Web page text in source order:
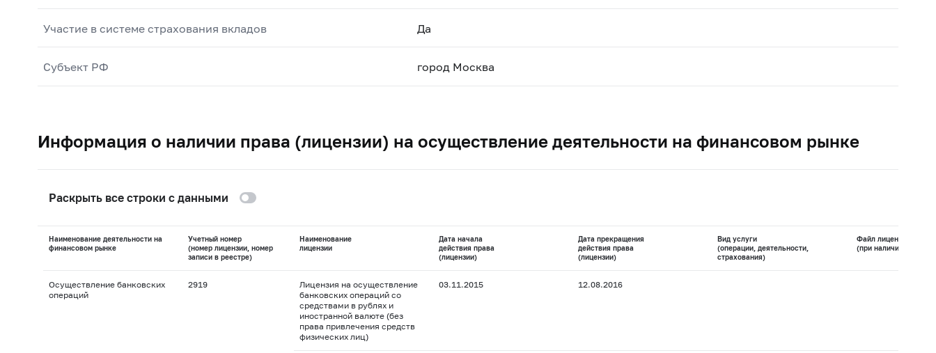
Участие в системе страхования вкладов Да
Субъект РФ город Москва
Информация о наличии права (лицензии) на осуществление деятельности на финансовом рынке
Раскрыть все строки с данными
Наименование деятельности на
финансовом рынке
Учетный номер
(номер лицензии, номер
записи в реестре)
Наименование
лицензии
Дата начала
действия права
(лицензии)
Дата прекращения
действия права
(лицензии)
Вид услуги
(операции, деятельности,
страхования)
Файл лицензии
(при наличии)
Осуществление банковских
операций
2919
Лицензия на осуществление
банковских операций со
средствами в рублях и
иностранной валюте (без
права привлечения средств
физических лиц)
03.11.2015 12.08.2016